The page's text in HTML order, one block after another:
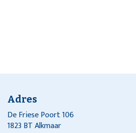
Adres
De Friese Poort 106
1823 BT Alkmaar